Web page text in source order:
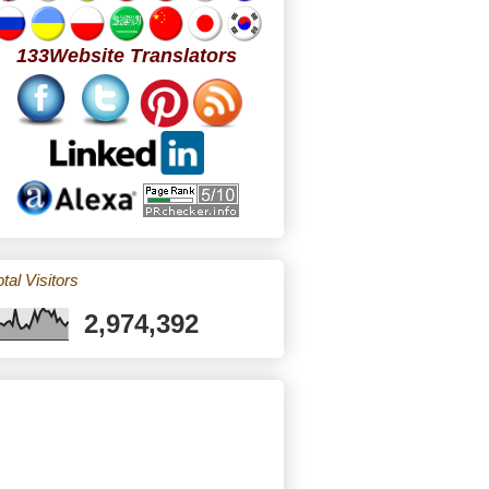
133Website Translators
Visitors
2,974,392